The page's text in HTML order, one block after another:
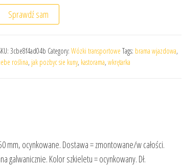
Sprawdź sam
3cbe8f4ad04b Category: Wózki transportowe Tags: brama wjazdowa,
roślina, jak pozbyc sie kuny, kastorama, wkrętarka
mm, ocynkowane. Dostawa = zmontowane/w całości.
galwanicznie. Kolor szkieletu = ocynkowany. Dł.